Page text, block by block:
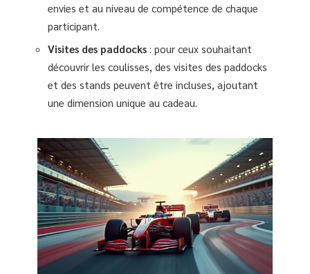
envies et au niveau de compétence de chaque
participant.
Visites des paddocks : pour ceux souhaitant
découvrir les coulisses, des visites des paddocks
et des stands peuvent être incluses, ajoutant
une dimension unique au cadeau.